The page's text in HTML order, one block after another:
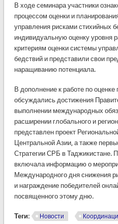
В ходе семинара участники
процессом оценки и
управления рисками стихийных
индивидуальную оценку уровня
критериям оценки системы
бедствий и представили свои
наращиванию потенциала.
В дополнение к работе по
обсуждались достижения
выполнении международных
расширении глобального и
представлен проект
Центральной Азии, а также
Стратегии СРБ в Таджикистане.
включала информацию о
Международного дня снижения
и награждение победителей
посвященного этому дню.
Теги: Новости